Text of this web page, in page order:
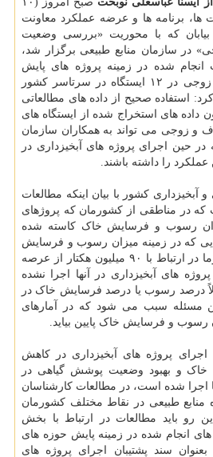
ها، برنامه ها و عرضه عملکرد معاونت
بیابان که با محوریت «بررسی وضعیت
در سازمان منابع طبیعی برگزار شد،
انجام شده در زمینه پروژه های پایش
حوزه های آبخیز معرف و زوجی در ۱۲ ایستگاه در سرتاسر کشور
استفاده صحیح از داده های مطالعاتی
داده های استخراج شده از ایستگاه های
و زوجی می تواند به همکاران سازمان
در حین اجرای پروژه های آبخیزداری در
را داشته باشند.
آبخیزداری کشور با بیان اینکه مطالعات
که در مناطقی از کشورمان که پروژهای
رسوب و فرسایش خاک کاسته شده
که در زمینه میزان رسوب و فرسایش
خاک عرضه می شود، عموما در ارتباط با ۹۰ میلیون هکتار از عرصه
های آبخیزداری در آنها اجرا نشده
درصد رسوب یا درصد فرسایش خاک در
مسئله سبب می شود که در آمارهای
رسوب و فرسایش خاک پایین بیاید.
پروژه های آبخیزداری در کاهش
و بهبود وضعیت پوشش گیاهی در
اجرا شده است، در مطالعات کارشناسان
طبیعی در نقاط مختلف کشورمان
رو باید مطالعات در ارتباط با بخش
انجام شده در زمینه پایش حوزه های
سند پشتیبان اجرای پروژه های